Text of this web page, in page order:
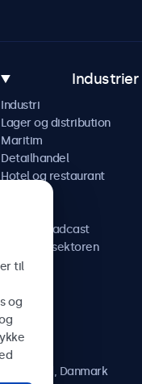
Industrier
Industri
Lager og distribution
Maritim
Detailhandel
Hotel og restaurant
AV og broadcast
Sundhedssektoren
Danmark
til
og